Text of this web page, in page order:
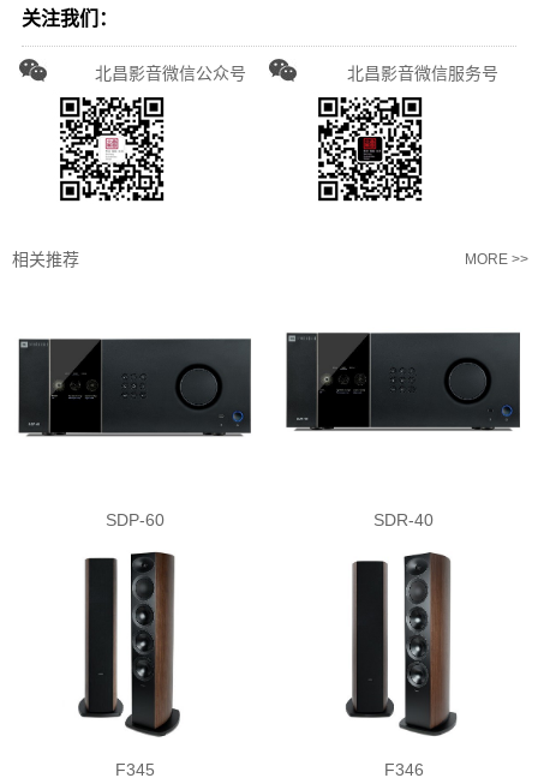
关注我们：
北昌影音微信公众号 北昌影音微信服务号
相关推荐 MORE >>
SDP-60 SDR-40
F345 F346